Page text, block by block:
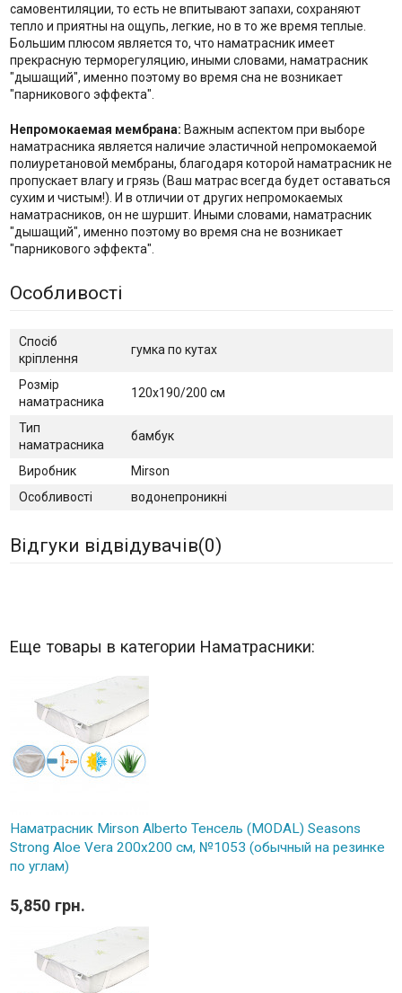
самовентиляции, то есть не впитывают запахи, сохраняют
тепло и приятны на ощупь, легкие, но в то же время теплые.
Большим плюсом является то, что наматрасник имеет
прекрасную терморегуляцию, иными словами, наматрасник
"дышащий", именно поэтому во время сна не возникает
"парникового эффекта".
Непромокаемая мембрана: Важным аспектом при выборе
наматрасника является наличие эластичной непромокаемой
полиуретановой мембраны, благодаря которой наматрасник не
пропускает влагу и грязь (Ваш матрас всегда будет оставаться
сухим и чистым!). И в отличии от других непромокаемых
наматрасников, он не шуршит. Иными словами, наматрасник
"дышащий", именно поэтому во время сна не возникает
"парникового эффекта".
Особливості
Спосіб
кріплення
гумка по кутах
Розмір
наматрасника
120х190/200 см
Тип
наматрасника
бамбук
Виробник
Mirson
Особливості
водонепроникні
Відгуки відвідувачів(0)
Еще товары в категории Наматрасники:
Наматрасник Mirson Alberto Тенсель (MODAL) Seasons
Strong Aloe Vera 200x200 см, №1053 (обычный на резинке
по углам)
5,850 грн.